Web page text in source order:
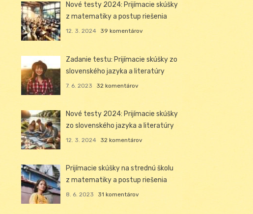
Nové testy 2024: Prijímacie skúšky
z matematiky a postup riešenia
12. 3. 2024 39 komentárov
Zadanie testu: Prijímacie skúšky zo
slovenského jazyka a literatúry
7. 6. 2023 32 komentárov
Nové testy 2024: Prijímacie skúšky
zo slovenského jazyka a literatúry
12. 3. 2024 32 komentárov
Prijímacie skúšky na strednú školu
z matematiky a postup riešenia
8. 6. 2023 31 komentárov